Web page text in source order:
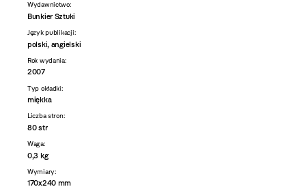
Wydawnictwo:
Bunkier Sztuki
Język publikacji:
polski, angielski
Rok wydania:
2007
Typ okładki:
miękka
Liczba stron:
80 str
Waga:
0,3 kg
Wymiary:
170x240 mm